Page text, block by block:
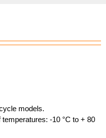
models.
-10 °C to + 80